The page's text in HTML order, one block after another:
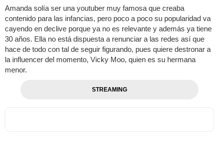
Amanda solía ser una youtuber muy famosa que creaba
contenido para las infancias, pero poco a poco su popularidad va
cayendo en declive porque ya no es relevante y además ya tiene
30 años. Ella no está dispuesta a renunciar a las redes así que
hace de todo con tal de seguir figurando, pues quiere destronar a
la influencer del momento, Vicky Moo, quien es su hermana
menor.
STREAMING